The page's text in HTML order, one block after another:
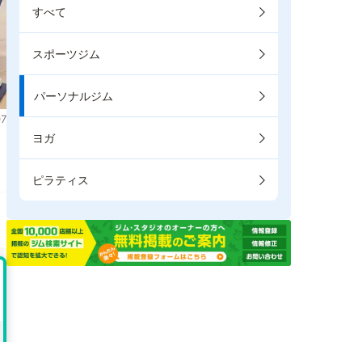
すべて
スポーツジム
パーソナルジム
ヨガ
ピラティス